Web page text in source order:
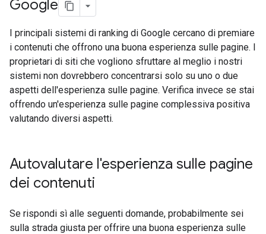
Google
I principali sistemi di ranking di Google cercano di premiare
i contenuti che offrono una buona esperienza sulle pagine. I
proprietari di siti che vogliono sfruttare al meglio i nostri
sistemi non dovrebbero concentrarsi solo su uno o due
aspetti dell'esperienza sulle pagine. Verifica invece se stai
offrendo un'esperienza sulle pagine complessiva positiva
valutando diversi aspetti.
Autovalutare l'esperienza sulle pagine
dei contenuti
Se rispondi sì alle seguenti domande, probabilmente sei
sulla strada giusta per offrire una buona esperienza sulle